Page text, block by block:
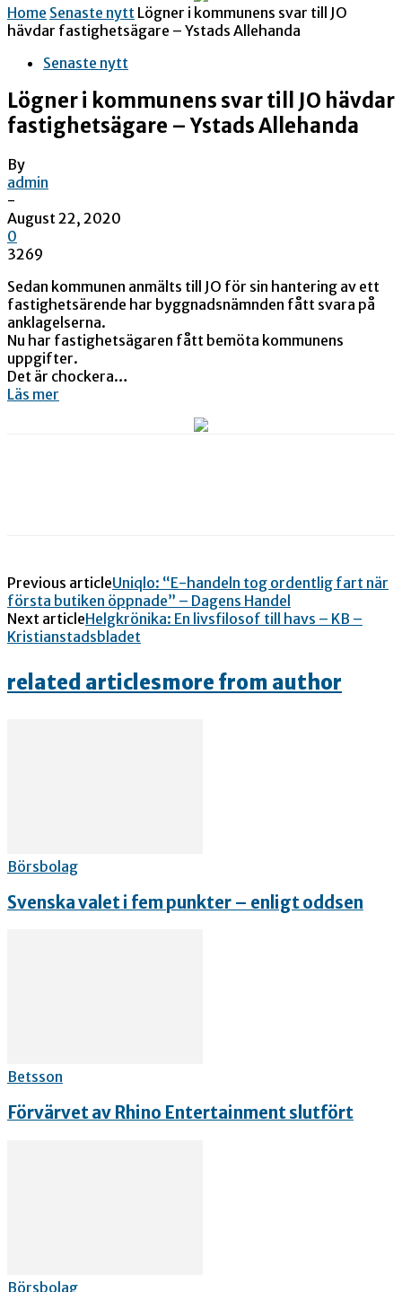
Home Senaste nytt Lögner i kommunens svar till JO
hävdar fastighetsägare – Ystads Allehanda
Senaste nytt
Lögner i kommunens svar till JO hävdar
fastighetsägare – Ystads Allehanda
By
admin
-
August 22, 2020
0
3269
Sedan kommunen anmälts till JO för sin hantering av ett
fastighetsärende har byggnadsnämnden fått svara på
anklagelserna.
Nu har fastighetsägaren fått bemöta kommunens
uppgifter.
Det är chockera…
Läs mer
Previous articleUniqlo: “E-handeln tog ordentlig fart när
första butiken öppnade” – Dagens Handel
Next articleHelgkrönika: En livsfilosof till havs – KB –
Kristianstadsbladet
related articlesmore from author
Börsbolag
Svenska valet i fem punkter – enligt oddsen
Betsson
Förvärvet av Rhino Entertainment slutfört
Börsbolag